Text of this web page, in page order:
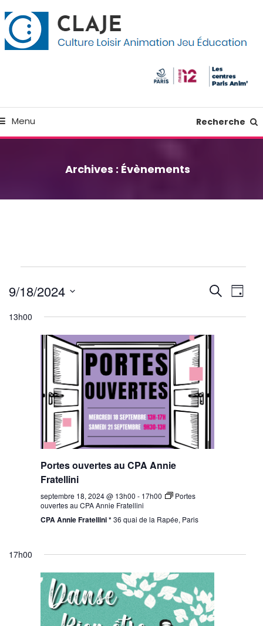
Menu Recherche
Archives : Évènements
for
18,
et
de
vues
Recherche
de
Jour
9/18/2024
une
13h00
Portes ouvertes au CPA Annie
Fratellini
septembre 18, 2024 @ 13h00 - 17h00
Portes
ouvertes au CPA Annie Fratellini
CPA Annie Fratellini *36 quai de la Rapée, Paris
17h00